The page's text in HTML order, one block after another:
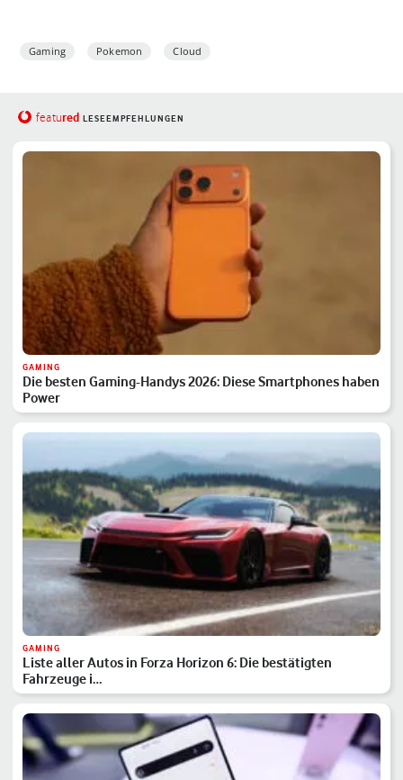
Gaming Pokemon Cloud
featured LESEEMPFEHLUNGEN
GAMING
Die besten Gaming-Handys 2026: Diese Smartphones haben
Power
GAMING
Liste aller Autos in Forza Horizon 6: Die bestätigten
Fahrzeuge i…